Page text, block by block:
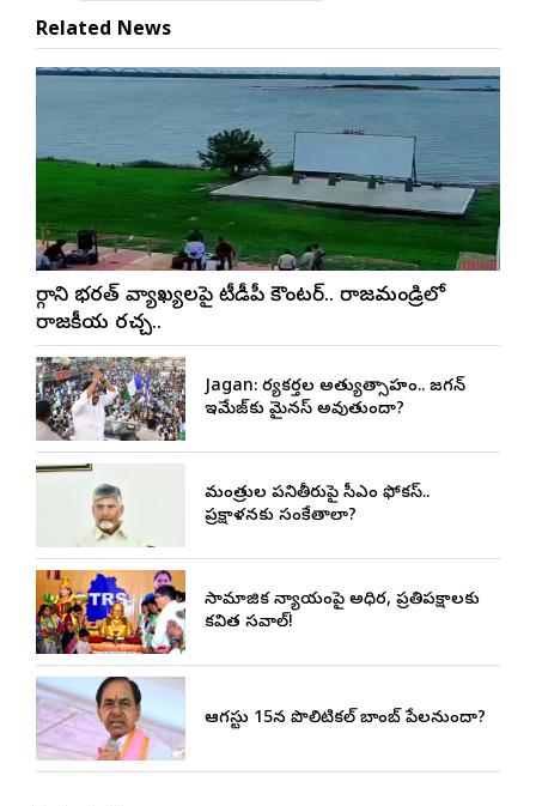
Related News
మార్గాని భరత్ వ్యాఖ్యలపై టీడీపీ కౌంటర్.. రాజమండ్రిలో
రాజకీయ రచ్చ..
Jagan: కార్యకర్తల అత్యుత్సాహం.. జగన్
ఇమేజ్‌కు మైనస్ అవుతుందా?
మంత్రుల పనితీరుపై సీఎం ఫోకస్..
ప్రక్షాళనకు సంకేతాలా?
సామాజిక న్యాయంపై అధికార, ప్రతిపక్షాలకు
కవిత సవాల్!
ఆగస్టు 15న పొలిటికల్ బాంబ్ పేలనుందా?